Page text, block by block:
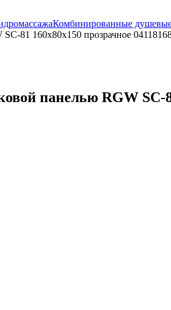
Комбинированные
81 160х80х150 прозрачное
панелью RGW SC-